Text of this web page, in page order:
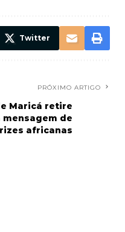
Twitter
PRÓXIMO ARTIGO
Maricá retire
de
africanas